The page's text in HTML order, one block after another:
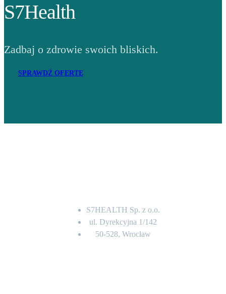
S7Health
Zadbaj o zdrowie swoich bliskich.
SPRAWDŹ OFERTĘ
S7HEALTH Sp. z o.o.
ul. Dyrekcyjna 1/142
50-528, Wrocław